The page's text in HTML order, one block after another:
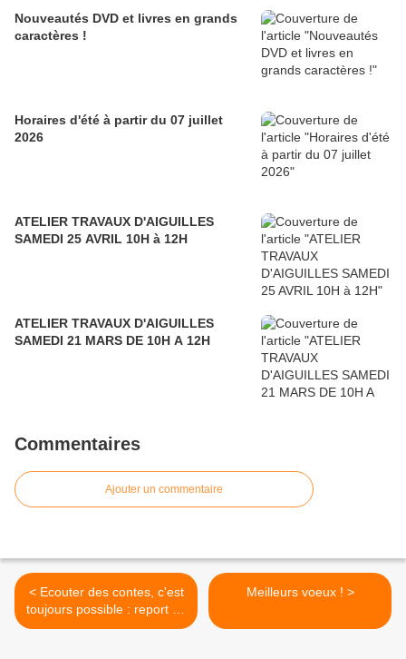
Nouveautés DVD et livres en grands
caractères !
Horaires d'été à partir du 07 juillet
2026
ATELIER TRAVAUX D'AIGUILLES
SAMEDI 25 AVRIL 10H à 12H
ATELIER TRAVAUX D'AIGUILLES
SAMEDI 21 MARS DE 10H A 12H
Commentaires
Ajouter un commentaire
< Ecouter des contes, c'est
toujours possible : report de
dates
Meilleurs voeux ! >